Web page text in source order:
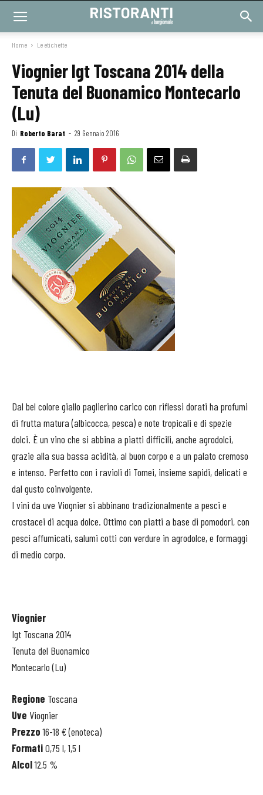
Home Le etichette
Viognier Igt Toscana 2014 della
Tenuta del Buonamico Montecarlo
(Lu)
Di Roberto Barat - 29 Gennaio 2016
Dal bel colore giallo paglierino carico con riflessi dorati ha profumi
di frutta matura (albicocca, pesca) e note tropicali e di spezie
dolci. È un vino che si abbina a piatti difficili, anche agrodolci,
grazie alla sua bassa acidità, al buon corpo e a un palato cremoso
e intenso. Perfetto con i ravioli di Tomei, insieme sapidi, delicati e
dal gusto coinvolgente.
I vini da uve Viognier si abbinano tradizionalmente a pesci e
crostacei di acqua dolce. Ottimo con piatti a base di pomodori, con
pesci affumicati, salumi cotti con verdure in agrodolce, e formaggi
di medio corpo.
Viognier
Igt Toscana 2014
Tenuta del Buonamico
Montecarlo (Lu)
Regione Toscana
Uve Viognier
Prezzo16-18 € (enoteca)
Formati0,75 l, 1,5 l
Alcol12,5 %